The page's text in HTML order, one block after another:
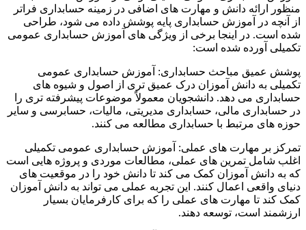
منظور ارائه دانش و مهارت های اضافی در زمینه حسابداری فراتر
از آنچه در آموزش حسابداری پایه پوشش داده می شود، طراحی
شده است. در اینجا برخی از ویژگی های آموزش حسابداری عمومی
تکمیلی آورده شده است:
پوشش عمیق مباحث حسابداری: آموزش حسابداری عمومی
تکمیلی به دانش آموزان درک عمیق تری از اصول و شیوه های
حسابداری می دهد. دانشجویان معمولاً موضوعات پیشرفته تری را
در حسابداری مالی، حسابداری مدیریتی، مالیات، حسابرسی و سایر
حوزه های مرتبط با حسابداری مطالعه می کنند.
تمرکز بر مهارت های عملی: آموزش حسابداری عمومی تکمیلی
اغلب شامل تمرین های عملی، مطالعات موردی و پروژه هایی است
که به دانش آموزان کمک می کند تا دانش خود را در موقعیت های
دنیای واقعی اعمال کنند. این تجربه عملی می تواند به دانش آموزان
کمک کند تا مهارت های عملی را که برای کارفرمایان بسیار
ارزشمند است، توسعه دهند.